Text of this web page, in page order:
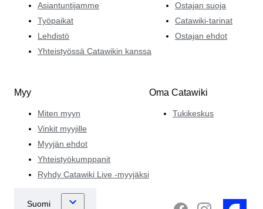
Asiantuntijamme
Työpaikat
Lehdistö
Yhteistyössä Catawikin kanssa
Ostajan suoja
Catawiki-tarinat
Ostajan ehdot
Myy
Miten myyn
Vinkit myyjille
Myyjän ehdot
Yhteistyökumppanit
Ryhdy Catawiki Live -myyjäksi
Oma Catawiki
Tukikeskus